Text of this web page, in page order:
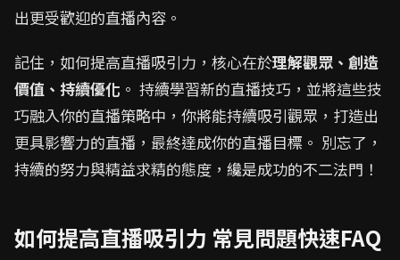
出更受歡迎的直播內容。
記住，如何提高直播吸引力，核心在於理解觀眾、創造
價值、持續優化 。 持續學習新的直播技巧，並將這些技
巧融入你的直播策略中，你將能持續吸引觀眾，打造出
更具影響力的直播，最終達成你的直播目標。 別忘了，
持續的努力與精益求精的態度，纔是成功的不二法門！
如何提高直播吸引力 常見問題快速FAQ